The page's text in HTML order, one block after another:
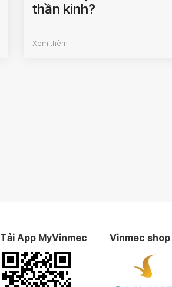
thần kinh?
Xem thêm
Tải App MyVinmec Vinmec shop